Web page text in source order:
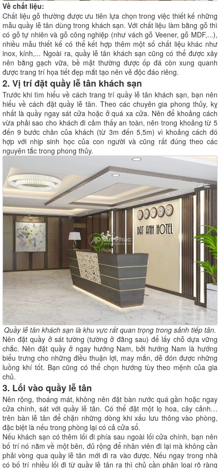
Về chất liệu:
Chất liệu gỗ thường được ưu tiên lựa chọn trong việc thiết kế những
mẫu quầy lễ tân dùng trong khách sạn. Với chất liệu làm bằng gỗ thì
có gỗ tự nhiên và gỗ công nghiệp (như vách gỗ Veener, gỗ MDF,...),
nhiều mẫu thiết kế có thể kết hợp thêm một số chất liệu khác như
inox, kính,... Ngoài ra, quầy lễ tân khách sạn cũng có thể được xây
nên bằng gạch vữa, bề mặt thường được ốp đá còn xung quanh
được trang trí họa tiết đẹp mắt tạo nên vẻ độc đáo riêng.
2. Vị trí đặt quầy lễ tân khách sạn
Trước khi tìm hiểu về cách trang trí quầy lễ tân khách sạn, bạn nên
hiểu về cách đặt quầy lễ tân. Theo các chuyên gia phong thủy, kỵ
nhất là quầy ngay sát cửa hoặc ở quá xa cửa. Nên để khoảng cách
vừa phải sao cho khách đi cảm thấy an toàn, nên trong khoảng từ 5
đến 9 bước chân của khách (từ 3m đến 5,5m) vì khoảng cách đó
hợp với nhịp sinh học của con người và cũng rất đúng theo các
nguyên tắc trong phong thủy.
Quầy lễ tân khách sạn là khu vực rất quan trọng trong sảnh tiếp tân.
Nên đặt quầy ở sát tường (tường ở đằng sau) để lấy chỗ dựa vững
chắc. Nên đặt quầy ở ngay hướng Nam, bởi hướng Nam là hướng
biểu trưng cho những điều thuận lợi, may mắn, dễ đón được những
luồng khí tốt. Bạn cũng có thể chọn hướng tùy theo mệnh của gia
chủ.
3. Lối vào quầy lễ tân
Nên rộng, thoáng mát, không nên đặt bàn nước quá gần hoặc ngay
cửa chính, sát với quầy lễ tân. Có thể đặt một lọ hoa, cây cảnh…
trên bàn lễ tân để chặn những dòng khi xấu lưu thông vào phòng,
đặc biệt là nếu trong phòng lại có cả cửa sổ.
Nếu khách sạn có thêm lối đi phía sau ngoài lối cửa chính, bạn nên
bố trí nó nằm về một bên, đủ rộng để nhân viên đi lại mà không cần
phải vòng qua quầy lễ tân mới đi ra vào được. Nếu ngay trong nhà
có bố trí nhiều lối đi từ quầy lễ tân ra thì chủ cần phân loại rõ ràng